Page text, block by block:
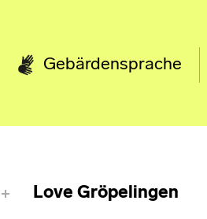
Gebärdensprache
Love Gröpelingen